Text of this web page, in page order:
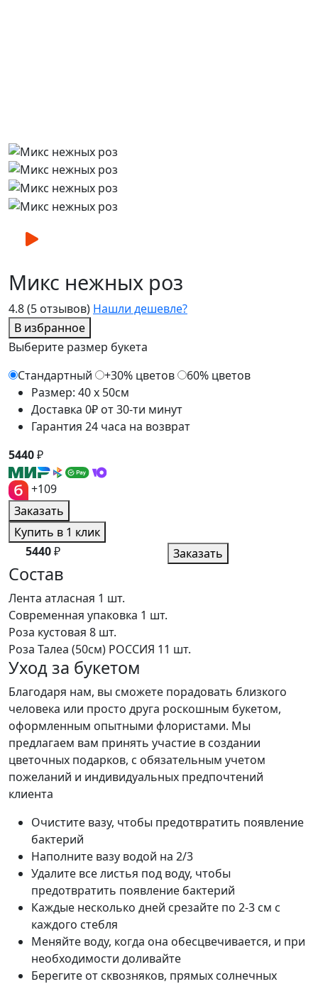
4.8(5 отзывов) Нашли дешевле?
В избранное
Микс нежных роз
Выберите размер букета
Стандартный
+30% цветов
60% цветов
Размер: 40 x 50см
Доставка 0₽ от 30-ти минут
Гарантия 24 часа на возврат
5440₽
+109
Заказать
Купить в 1 клик
5440₽ Заказать
Состав
Лента атласная 1 шт.
Современная упаковка 1 шт.
Роза кустовая 8 шт.
Роза Талеа (50см) РОССИЯ 11 шт.
Уход за букетом
Благодаря нам, вы сможете порадовать близкого
человека или просто друга роскошным букетом,
оформленным опытными флористами. Мы
предлагаем вам принять участие в создании
цветочных подарков, с обязательным учетом
пожеланий и индивидуальных предпочтений
клиента
Очистите вазу, чтобы предотвратить появление
бактерий
Наполните вазу водой на 2/3
Удалите все листья под воду, чтобы
предотвратить появление бактерий
Каждые несколько дней срезайте по 2-3 см с
каждого стебля
Меняйте воду, когда она обесцвечивается, и при
необходимости доливайте
Берегите от сквозняков, прямых солнечных